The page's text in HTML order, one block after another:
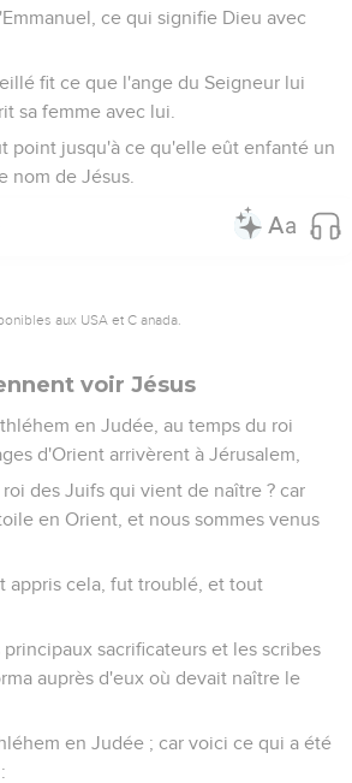
ce qui signifie Dieu avec
fit ce que l'ange du Seigneur lui
sa femme avec lui.
point jusqu'à ce qu'elle eût enfanté un
nom de Jésus.
aux USA et C anada.
voir Jésus
en Judée, au temps du roi
d'Orient arrivèrent à Jérusalem,
des Juifs qui vient de naître ? car
en Orient, et nous sommes venus
appris cela, fut troublé, et tout
principaux sacrificateurs et les scribes
auprès d'eux où devait naître le
en Judée ; car voici ce qui a été